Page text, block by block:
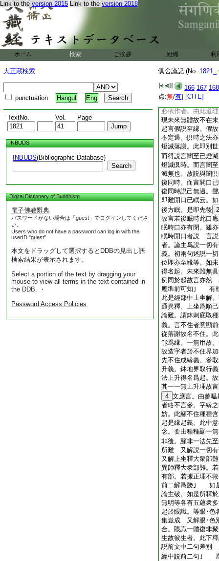
Link to the version 2015 Link to the version 2018
ホーム 検索 ご挨拶 組織 利
大正蔵検索
punctuation Hangul Eng
TextNo. Vol. Page
INBUDS
INBUDS(Bibliographic Database)
Search
Digital Dictionary of Buddhism
電子佛教辭典
パスワードがない場合は「guest」でログインしてくださ
い。
Users who do not have a password can log in with the
userID "guest".
本文をドラッグして選択するとDDBの見出し語
検索結果が表示されます。
Select a portion of the text by dragging your
mouse to view all terms in the text contained in
the DDB. ・
Password Access Policies
倶舍論記 (No. 1821_
166 167 168
点:無/有] [CITE]
非有無間必有。向
縁應亦然例同於起
體雖非有。無間必
縁。若言非有不得
亦應得説至縁。故
生已起無窮者。
復起便致無窮 或先
在未來失。若言起
未來體應先有。以
體應非有。以未來
有起用非有作者違
必依作者。由此道
現未來無體故不在
起言假説至縁。假
不定過。倶時之法
燈滅落謝。此即別
而得説言闇至已燈
燈滅倶時。而言闇
滅無也。故説與闇
復同時。而言開口
復同時説己無過。
即難開口已眠云。
後方眠。是即先後 2
故言若後眠時此口
眠時口亦有閉。雖
眠時開口者説 言説
者。論主爲説一切
義。初兩句述説一
位即亦至縁等。如
得名起。未來雖無
例同於起故言亦然
應準前可知｣ 有執
此是經部中上坐解
通異釋。上坐爲順
論難。謂鉢剌底取
義。言不住者意顯
從落謝故名不住。
能爲縁。一無用故
故造字者於不住界
先不住成縁義。參
升義。鉢地界取行
法上升得名爲起。
其一一無上升理故
4 文應言。由參
者略不言參。字縁
妨。此顯不住種種
起是縁起義。此中
念。要由種種顯一
非後。顯非一法先
所難 又解説一切
又解上坐釋大衆部
異師釋大衆部難。
有部。若據正理不
前二解爲勝｣ 如是
論主破。如是所釋
無明等各有五蘊衆
起於眼識。等眼･色
集豈成 又解眼･色
合。眼識一體復
生故彼生者。此下
説前文中二句差別
經中説前二句｣